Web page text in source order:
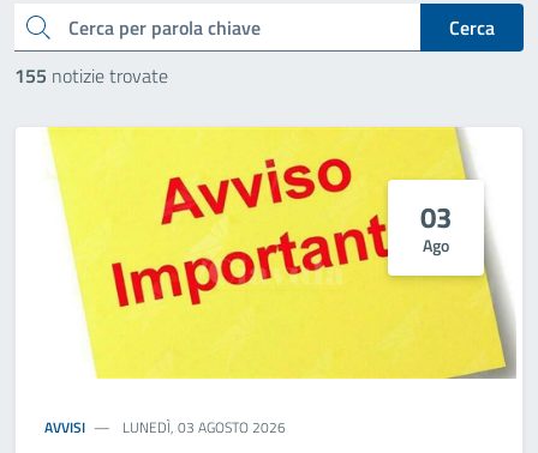
cerca
Cerca
155 notizie trovate
03
Ago
AVVISI LUNEDÌ, 03 AGOSTO 2026